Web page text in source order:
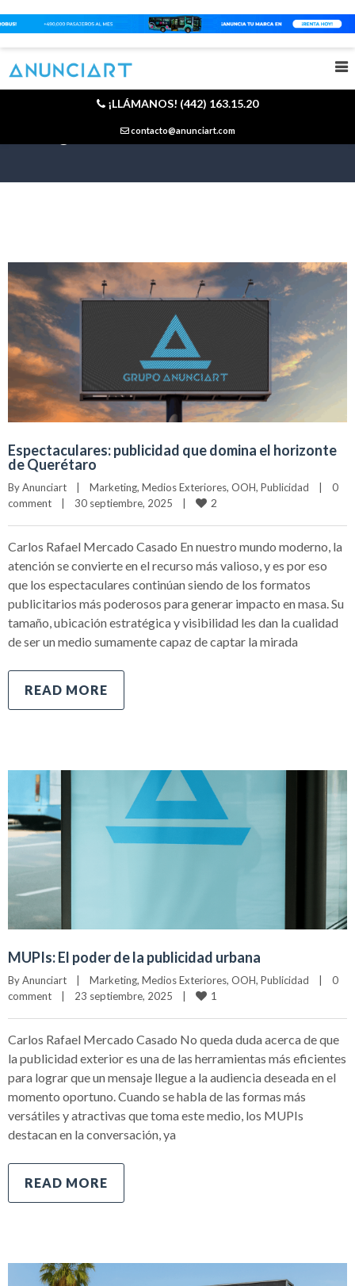
Espectaculares: publicidad que domina el horizonte
de Querétaro
By Anunciart | Marketing, Medios Exteriores, OOH, Publicidad |
0
comment
| 30 septiembre, 2025 | 2
Carlos Rafael Mercado Casado En nuestro mundo moderno, la
atención se convierte en el recurso más valioso, y es por eso
que los espectaculares continúan siendo de los formatos
publicitarios más poderosos para generar impacto en masa. Su
tamaño, ubicación estratégica y visibilidad les dan la cualidad
de ser un medio sumamente capaz de captar la mirada
READ MORE
MUPIs: El poder de la publicidad urbana
By Anunciart Marketing, Medios Exteriores, OOH, Publicidad
0
comment
23 septiembre, 2025 1
Carlos Rafael Mercado Casado No queda duda acerca de que
la publicidad exterior es una de las herramientas más eficientes
para lograr que un mensaje llegue a la audiencia deseada en el
momento oportuno. Cuando se habla de las formas más
versátiles y atractivas que toma este medio, los MUPIs
destacan en la conversación, ya
READ MORE
¡LLÁMANOS! (442) 163.15.20
contacto@anunciart.com